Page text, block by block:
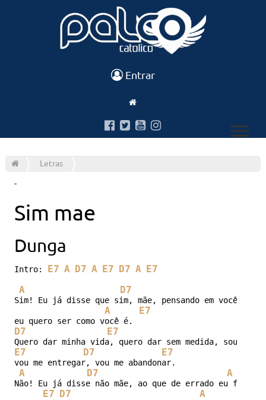
Entrar
Letras
-
Sim mae
Dunga
Intro: E7 A D7 A E7 D7 A E7
A
D7
Sim! Eu já disse que sim, mãe, pensando em você,
A E7
D7
E7
E7
D7 E7
vou me entregar, vou me abandonar.
A D7 A
Não! Eu já disse não mãe, ao que de errado eu fiz,
E7 D7 A